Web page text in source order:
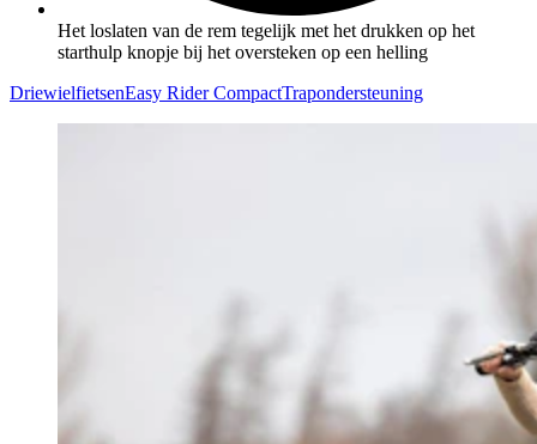
Het loslaten van de rem tegelijk met het drukken op het
starthulp knopje bij het oversteken op een helling
DriewielfietsenEasy Rider CompactTrapondersteuning